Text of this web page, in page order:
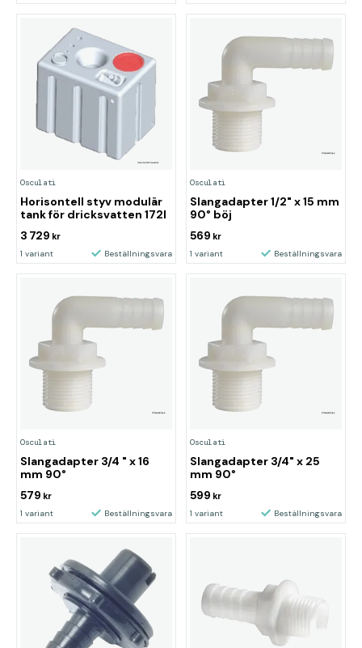
Osculati
Horisontell styv modulär
tank för dricksvatten 172l
3 729 kr
1 variant Beställningsvara
Osculati
Slangadapter 1/2" x 15 mm
90° böj
569 kr
1 variant Beställningsvara
Osculati
Slangadapter 3/4 " x 16
mm 90°
579 kr
1 variant Beställningsvara
Osculati
Slangadapter 3/4" x 25
mm 90°
599 kr
1 variant Beställningsvara